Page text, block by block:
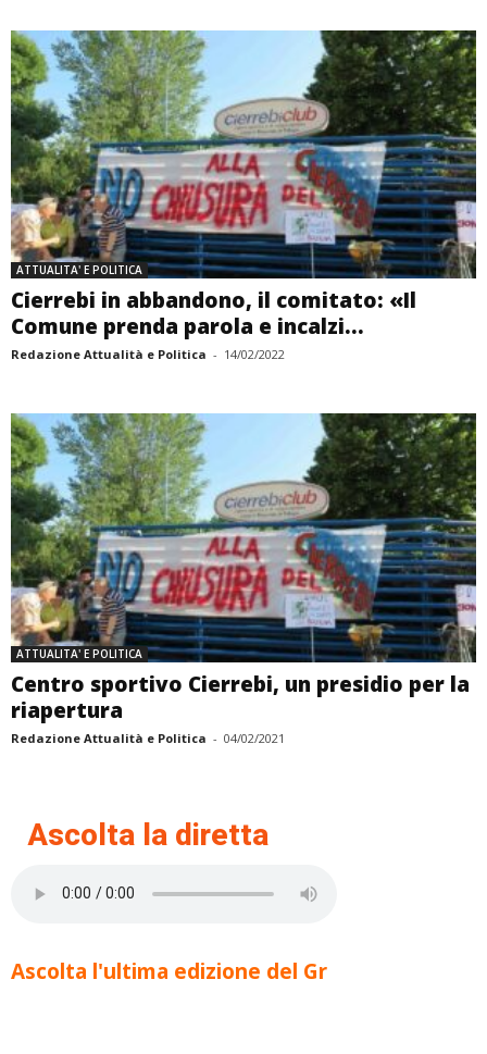
ATTUALITA' E POLITICA
Cierrebi in abbandono, il comitato: «Il
Comune prenda parola e incalzi...
Redazione Attualità e Politica - 14/02/2022
ATTUALITA' E POLITICA
Centro sportivo Cierrebi, un presidio per la
riapertura
Redazione Attualità e Politica - 04/02/2021
Ascolta la diretta
Ascolta l'ultima edizione del Gr